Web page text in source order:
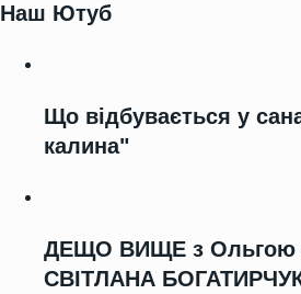
Наш Ютуб
Що відбувається у
калина"
ДЕЩО ВИЩЕ з Ольгою
СВІТЛАНА